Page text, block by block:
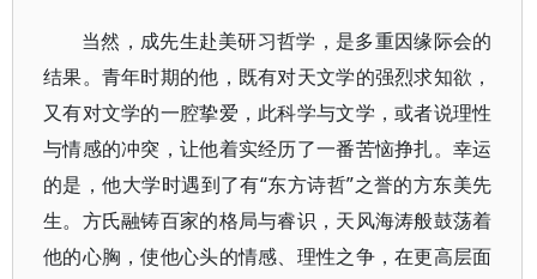
当然，成先生赴美研习哲学，是多重因缘际会的
结果。青年时期的他，既有对天文学的强烈求知欲，
又有对文学的一腔挚爱，此科学与文学，或者说理性
与情感的冲突，让他着实经历了一番苦恼挣扎。幸运
的是，他大学时遇到了有“东方诗哲”之誉的方东美先
生。方氏融铸百家的格局与睿识，天风海涛般鼓荡着
他的心胸，使他心头的情感、理性之争，在更高层面